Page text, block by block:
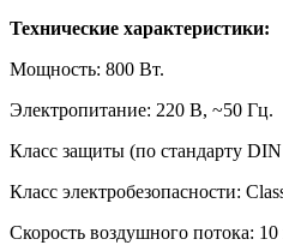
Технические характеристики:
Мощность: 800 Вт.
Электропитание: 220 В, ~50 Гц.
Класс защиты (по стандарту
Класс электробезопасности:
Скорость воздушного потока: 10